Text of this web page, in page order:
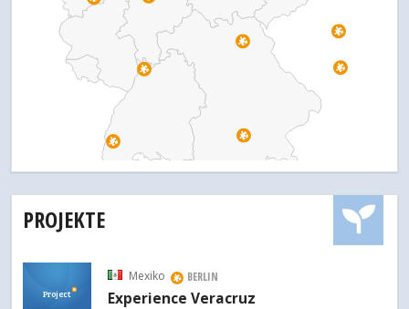
PROJEKTE
Project
Mexiko BERLIN
Experience Veracruz